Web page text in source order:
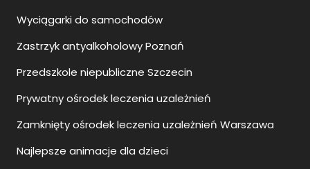
Wyciągarki do samochodów
Zastrzyk antyalkoholowy Poznań
Przedszkole niepubliczne Szczecin
Prywatny ośrodek leczenia uzależnień
Zamknięty ośrodek leczenia uzależnień Warszawa
Najlepsze animacje dla dzieci